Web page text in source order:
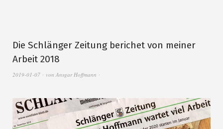
Die Schlänger Zeitung berichet von meiner
Arbeit 2018
2019-01-07 von Ansgar Hoffmann